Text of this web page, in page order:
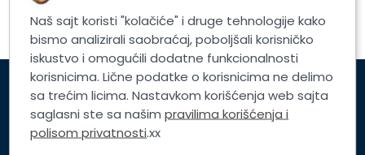
Korisnički servis
Brzi linkovi
Naš sajt koristi "kolačiće" i druge tehnologije kako
bismo analizirali saobraćaj, poboljšali korisničko
iskustvo i omogućili dodatne funkcionalnosti
korisnicima. Lične podatke o korisnicima ne delimo
sa trećim licima. Nastavkom korišćenja web sajta
saglasni ste sa našimpravilima korišćenja i
polisom privatnosti.xx